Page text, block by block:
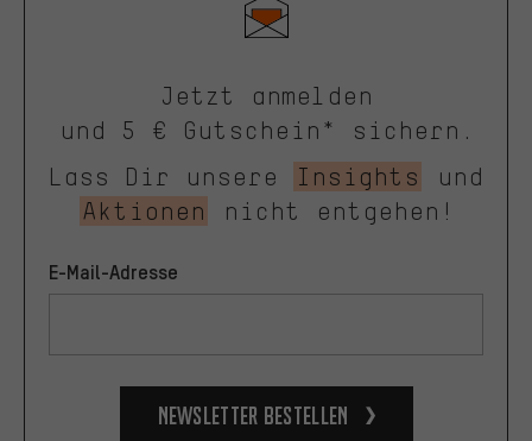
Jetzt anmelden
und 5 € Gutschein* sichern.
Lass Dir unsere
Insights
und
Aktionen
nicht entgehen!
E-Mail-Adresse
Newsletter bestellen